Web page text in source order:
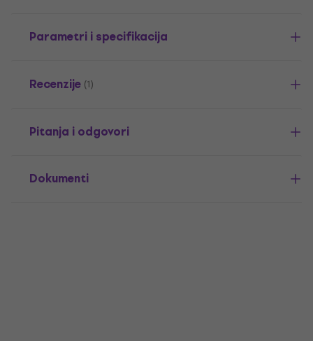
Parametri i specifikacija
Recenzije (1)
Pitanja i odgovori
Dokumenti